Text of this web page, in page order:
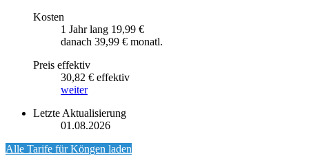
Kosten
1 Jahr lang 19,99 €
danach 39,99 € monatl.
Preis effektiv
30,82 € effektiv
weiter
Letzte Aktualisierung
01.08.2026
Alle Tarife fürKöngen laden